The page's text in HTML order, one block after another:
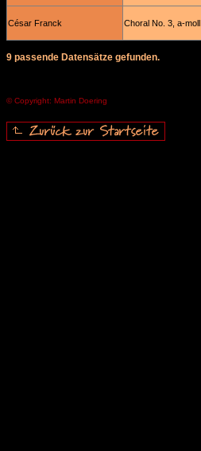
César Franck Choral No. 3, a-moll
9 passende Datensätze gefunden.
© Copyright: Martin Doering